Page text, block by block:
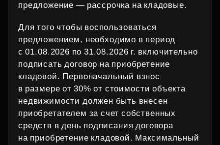
предложение — рассрочка на кладовые.
Для того чтобы воспользоваться
предложением, необходимо в период
с 01.08.2026 по 31.08.2026 г. включительно
подписать договор на приобретение
кладовой. Первоначальный взнос
в размере от 30% от стоимости объекта
недвижимости должен быть внесен
приобретателем за счет собственных
средств в день подписания договора
на приобретение кладовой. Максимальный